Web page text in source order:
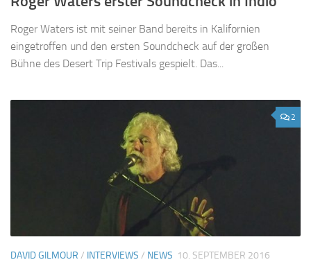
Roger Waters ist mit seiner Band bereits in Kalifornien
eingetroffen und den ersten Soundcheck auf der großen
Bühne des Desert Trip Festivals gespielt. Das...
2
DAVID GILMOUR / INTERVIEWS / NEWS 10. SEPTEMBER 2016